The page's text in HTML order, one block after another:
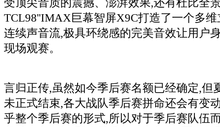
受顶尖音质的震撼、澎湃效果,还有杜比全
TCL98''IMAX巨幕智屏X9C打造了一个多
连续声音流,极具环绕感的完美音效让用户
现场观赛。
言归正传,虽然如今季后赛名额已经确定,但
未正式结束,各大战队季后赛拼命还会有变
乎整个季后赛的形式,所以对于季后赛队伍